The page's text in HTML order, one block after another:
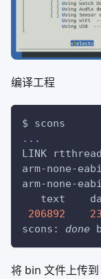
编译工程
$ scons
.. .
LINK
arm-none-
arm-none-
206892
scons: done
将 bin 文件上传